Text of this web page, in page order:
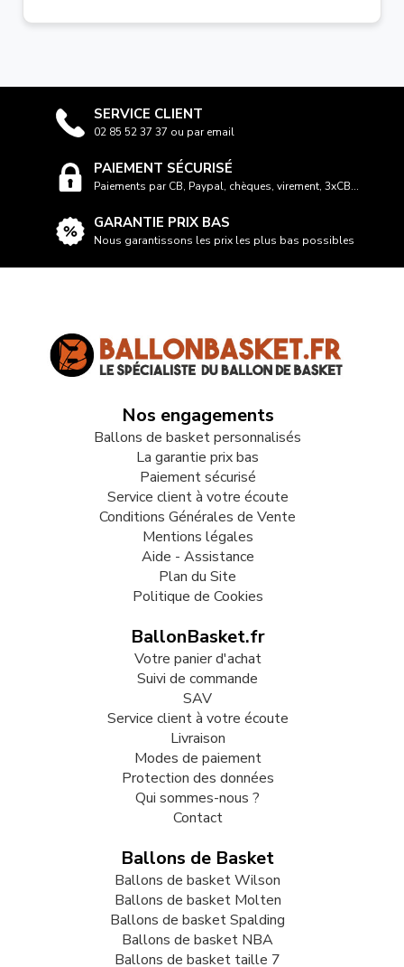
SERVICE CLIENT
02 85 52 37 37 ou par email
PAIEMENT SÉCURISÉ
Paiements par CB, Paypal, chèques, virement, 3xCB...
GARANTIE PRIX BAS
Nous garantissons les prix les plus bas possibles
Nos engagements
Ballons de basket personnalisés
La garantie prix bas
Paiement sécurisé
Service client à votre écoute
Conditions Générales de Vente
Mentions légales
Aide - Assistance
Plan du Site
Politique de Cookies
BallonBasket.fr
Votre panier d'achat
Suivi de commande
SAV
Service client à votre écoute
Livraison
Modes de paiement
Protection des données
Qui sommes-nous ?
Contact
Ballons de Basket
Ballons de basket Wilson
Ballons de basket Molten
Ballons de basket Spalding
Ballons de basket NBA
Ballons de basket taille 7